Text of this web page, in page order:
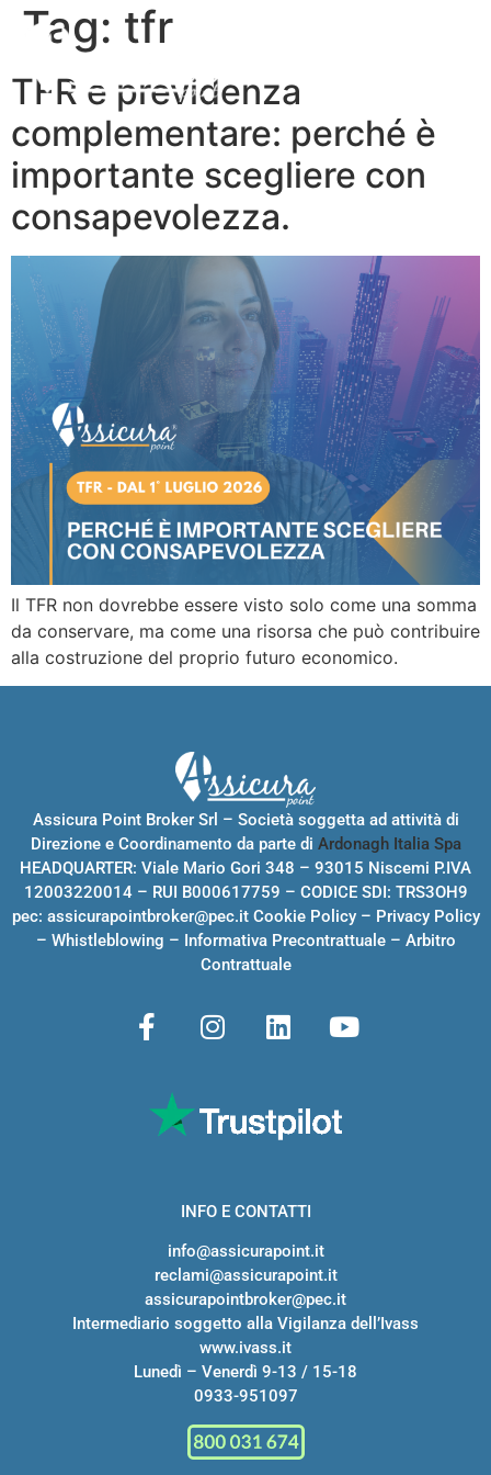
Tag: tfr
TFR e previdenza
complementare: perché è
importante scegliere con
consapevolezza.
Il TFR non dovrebbe essere visto solo come una somma
da conservare, ma come una risorsa che può contribuire
alla costruzione del proprio futuro economico.
Assicura Point Broker Srl – Società soggetta ad attività di
Direzione e Coordinamento da parte di Ardonagh Italia Spa
HEADQUARTER: Viale Mario Gori 348 – 93015 Niscemi P.IVA
12003220014 – RUI B000617759 – CODICE SDI: TRS3OH9
pec: assicurapointbroker@pec.it Cookie Policy– Privacy Policy
– Whistleblowing – Informativa Precontrattuale– Arbitro
Contrattuale
INFO E CONTATTI
info@assicurapoint.it
reclami@assicurapoint.it
assicurapointbroker@pec.it
Intermediario soggetto alla Vigilanza dell’Ivass
www.ivass.it
Lunedì – Venerdì 9-13 / 15-18
0933-951097